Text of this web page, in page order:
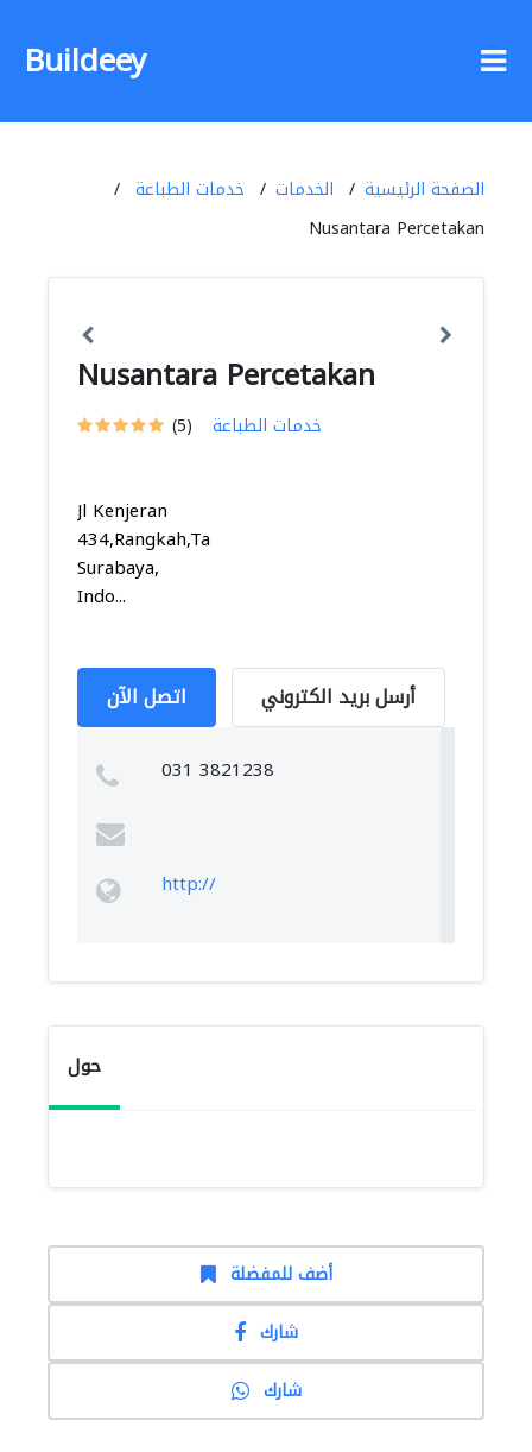
Buildeey
الصفحة الرئيسية الخدمات
خدمات الطباعة
Nusantara Percetakan
Nusantara Percetakan
(5) خدمات الطباعة
Jl Kenjeran
434,Rangkah,Tambaksari,
Surabaya,
Indo...
اتصل الآن أرسل بريد الكتروني
031 3821238
http://
حول
أضف للمفضلة
شارك
شارك